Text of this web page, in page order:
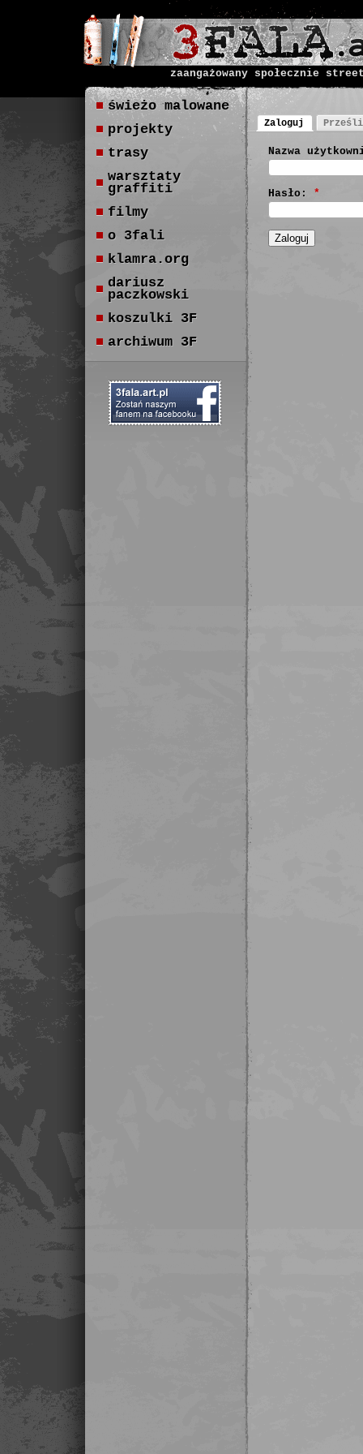
zaangażowany społecznie
Zaloguj
Nazwa
Hasło: *
świeżo malowane
projekty
trasy
warsztaty
graffiti
filmy
o 3fali
klamra.org
dariusz
paczkowski
koszulki 3F
archiwum 3F